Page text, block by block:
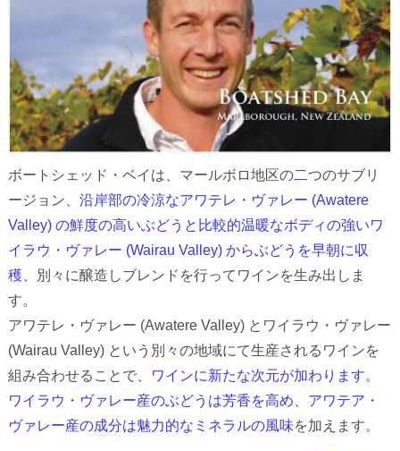
ボートシェッド・ベイは、マールボロ地区の二つのサブリ
ージョン、 沿岸部の冷涼なアワテレ・ヴァレー (Awatere
Valley) の鮮度の高いぶどうと比較的温暖なボディの強いワ
イラウ・ヴァレー (Wairau Valley) からぶどうを早朝に収
穫、
別々に醸造しブレンドを行ってワインを生み出しま
す。
アワテレ・ヴァレー (Awatere Valley) とワイラウ・ヴァレー
(Wairau Valley) という別々の地域にて生産されるワインを
組み合わせることで、
ワインに新たな次元が加わります。
ワイラウ・ヴァレー産のぶどうは芳香を高め、アワテア・
ヴァレー産の成分は魅力的なミネラルの風味を加えます。